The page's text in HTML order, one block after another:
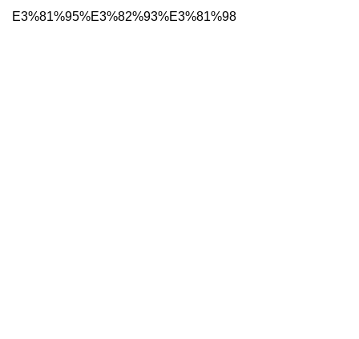
E3%81%95%E3%82%93%E3%81%98